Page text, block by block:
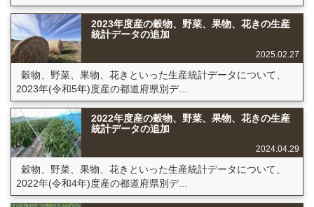
2023年度産の穀物、野菜、果物、花きの生産
統計データの追加
2025.02.27
穀物、野菜、果物、花きといった生産統計データについて、
2023年(令和5年)度産の都道府県別デ...
2022年度産の穀物、野菜、果物、花きの生産
統計データの追加
2024.04.29
穀物、野菜、果物、花きといった生産統計データについて、
2022年(令和4年)度産の都道府県別デ...